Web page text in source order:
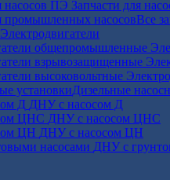
Запчасти для
Все
Электродвигатели
Дизельные
ДНУ с насосом Д
ДНУ с насосом ЦНС
ДНУ с насосом ЦН
ДНУ с